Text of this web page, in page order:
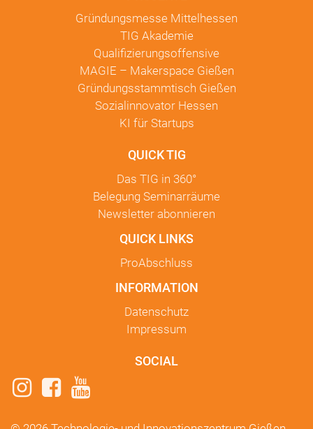
Gründungsmesse Mittelhessen
TIG Akademie
Qualifizierungsoffensive
MAGIE – Makerspace Gießen
Gründungsstammtisch Gießen
Sozialinnovator Hessen
KI für Startups
QUICK TIG
Das TIG in 360°
Belegung Seminarräume
Newsletter abonnieren
QUICK LINKS
ProAbschluss
INFORMATION
Datenschutz
Impressum
SOCIAL